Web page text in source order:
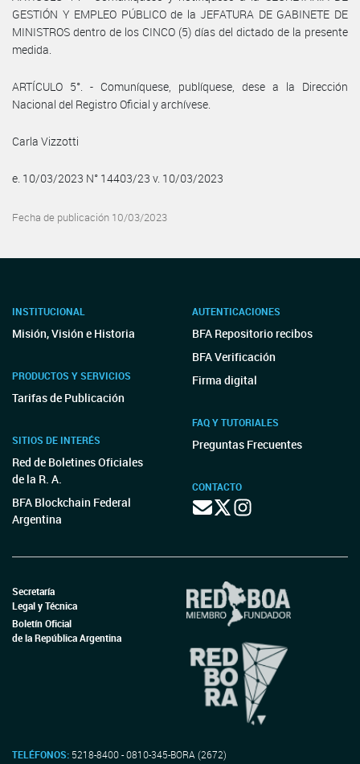
GESTIÓN Y EMPLEO PÚBLICO de la JEFATURA DE GABINETE DE
MINISTROS dentro de los CINCO (5) días del dictado de la presente
medida.
ARTÍCULO 5°. - Comuníquese, publíquese, dese a la Dirección
Nacional del Registro Oficial y archívese.
Carla Vizzotti
e. 10/03/2023 N° 14403/23 v. 10/03/2023
Fecha de publicación 10/03/2023
INSTITUCIONAL
Misión, Visión e Historia
PRODUCTOS Y SERVICIOS
Tarifas de Publicación
SITIOS DE INTERÉS
Red de Boletines Oficiales
de la R. A.
BFA Blockchain Federal
Argentina
AUTENTICACIONES
BFA Repositorio recibos
BFA Verificación
Firma digital
FAQ Y TUTORIALES
Preguntas Frecuentes
CONTACTO
Secretaría
Legal y Técnica
Boletín Oficial
de la República Argentina
TELÉFONOS: 5218-8400 - 0810-345-BORA (2672)